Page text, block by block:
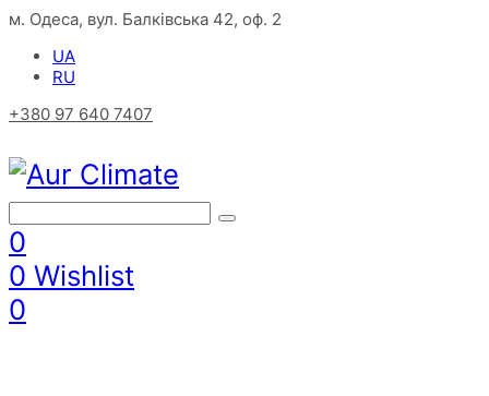
м. Одеса, вул. Балківська 42, оф. 2
UA
RU
+380 97 640 7407
0
0 Wishlist
0